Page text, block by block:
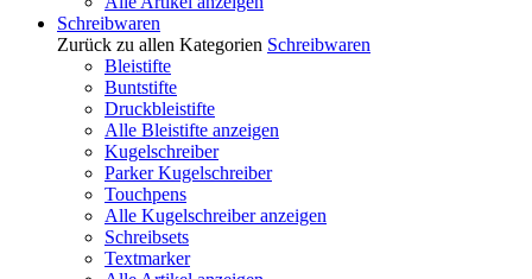
Schreibwaren
Zurück zu allen Kategorien Schreibwaren
Bleistifte
Buntstifte
Druckbleistifte
Alle Bleistifte anzeigen
Kugelschreiber
Parker Kugelschreiber
Touchpens
Alle Kugelschreiber anzeigen
Schreibsets
Textmarker